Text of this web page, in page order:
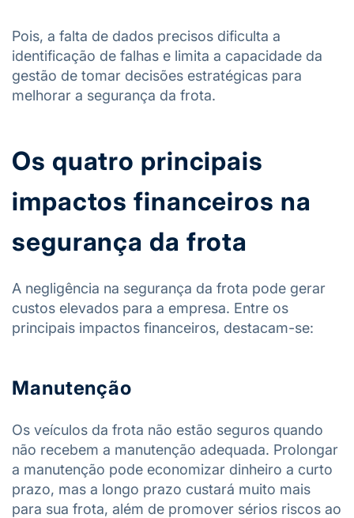
Pois, a falta de dados precisos dificulta a
identificação de falhas e limita a capacidade da
gestão de tomar decisões estratégicas para
melhorar a segurança da frota.
Os quatro principais
impactos financeiros na
segurança da frota
A negligência na segurança da frota pode gerar
custos elevados para a empresa. Entre os
principais impactos financeiros, destacam-se:
Manutenção
Os veículos da frota não estão seguros quando
não recebem a manutenção adequada. Prolongar
a manutenção pode economizar dinheiro a curto
prazo, mas a longo prazo custará muito mais
para sua frota, além de promover sérios riscos ao